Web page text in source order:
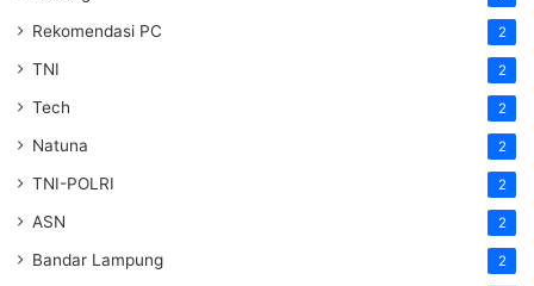
Rekomendasi PC 2
TNI 2
Tech 2
Natuna 2
TNI-POLRI 2
ASN 2
Bandar Lampung 2